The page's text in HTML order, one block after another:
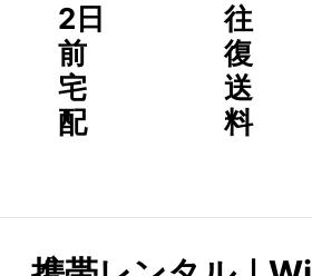
2日
前
宅
配
往
復
送
料